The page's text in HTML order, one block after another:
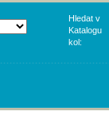
Hledat v
Katalogu
kol: